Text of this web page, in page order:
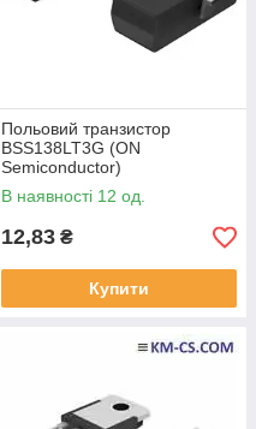
Польовий транзистор
BSS138LT3G (ON
Semiconductor)
В наявності 12 од.
12,83 ₴
Купити